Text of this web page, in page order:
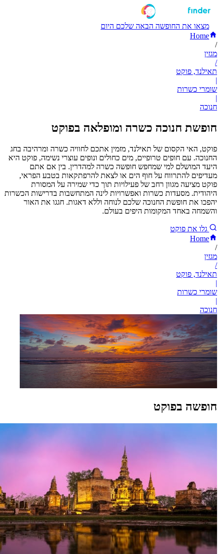
מצאו את החופשה הבאה שלכם היום
Home
/
מגזין
/
תאילנד, פוקט
|
שומרי כשרות
|
חנוכה
חופשת חנוכה כשרה ומופלאה בפוקט
פוקט, האי הקסום של תאילנד, מזמין אתכם לחוויה כשרה ומרהיבה בחג
החנוכה. עם חופים טרופיים, מים כחולים ונופים עוצרי נשימה, פוקט היא
היעד המושלם למי שמחפש חופשה כשרה למהדרין. בין אם אתם
מעדיפים להתרווח על חוף הים או לצאת להרפתקאות בטבע הפראי,
פוקט מציעה מגוון רחב של פעילויות תוך כדי שמירה על המסורת
היהודית. מסעדות כשרות ואפשרויות לינה המתחשבות בדרישות הכשרות
יהפכו את חופשת החנוכה שלכם לנוחה וללא דאגות. חגגו את האור
והשמחה באחד המקומות היפים בעולם.
גלו את פוקט
Home
/
מגזין
/
תאילנד, פוקט
|
שומרי כשרות
|
חנוכה
חופשה בפוקט